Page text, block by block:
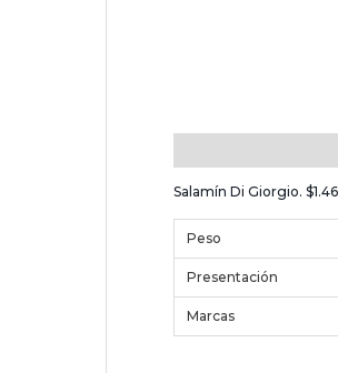
Salamín Di Giorgio.
Peso
Presentación
Marcas